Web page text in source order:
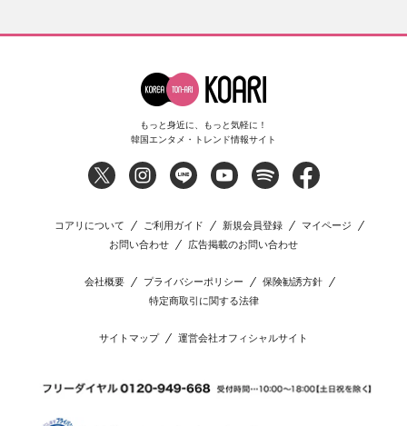
もっと身近に、もっと気軽に！
韓国エンタメ・トレンド情報サイト
コアリについて ご利用ガイド 新規会員登録
マイページ
お問い合わせ
広告掲載のお問い合わせ
会社概要 プライバシーポリシー
保険勧誘方針
特定商取引に関する法律
サイトマップ 運営会社オフィシャルサイト